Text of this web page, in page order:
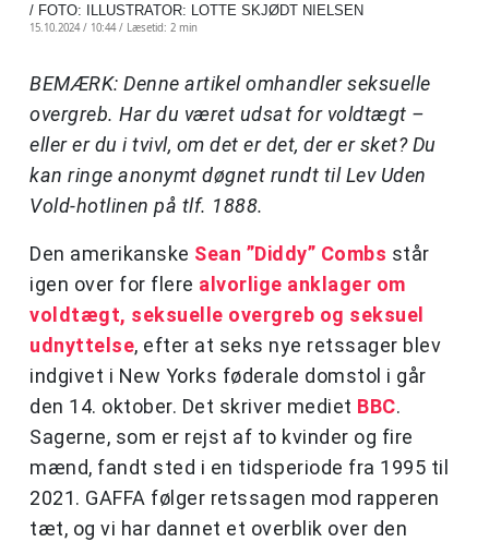
/ FOTO: ILLUSTRATOR: LOTTE SKJØDT NIELSEN
15.10.2024 / 10:44 / Læsetid: 2 min
BEMÆRK: Denne artikel omhandler seksuelle
overgreb. Har du været udsat for voldtægt –
eller er du i tvivl, om det er det, der er sket? Du
kan ringe anonymt døgnet rundt til Lev Uden
Vold-hotlinen på tlf. 1888.
Den amerikanske Sean ”Diddy” Combs står
igen over for flere alvorlige anklager om
voldtægt, seksuelle overgreb og seksuel
udnyttelse, efter at seks nye retssager blev
indgivet i New Yorks føderale domstol i går
den 14. oktober. Det skriver mediet BBC.
Sagerne, som er rejst af to kvinder og fire
mænd, fandt sted i en tidsperiode fra 1995 til
2021. GAFFA følger retssagen mod rapperen
tæt, og vi har dannet et overblik over den